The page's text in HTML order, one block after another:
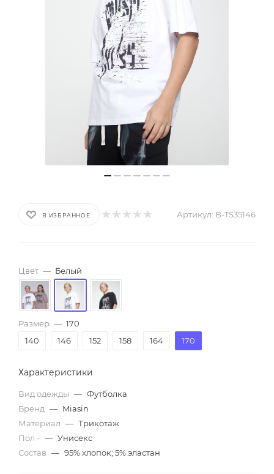
В ИЗБРАННОЕ Артикул: B-TS35146
Цвет — Белый
Размер — 170
140
146 152 158 164 170
Характеристики
Вид одежды — Футболка
Бренд — Miasin
Материал — Трикотаж
Пол - — Унисекс
Состав — 95% хлопок; 5% эластан